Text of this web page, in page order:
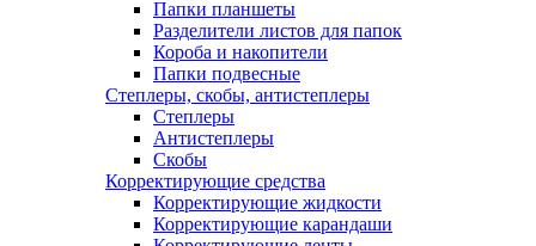
Папки планшеты
Разделители листов для папок
Короба и накопители
Папки подвесные
Степлеры, скобы, антистеплеры
Степлеры
Антистеплеры
Скобы
Корректирующие средства
Корректирующие жидкости
Корректирующие карандаши